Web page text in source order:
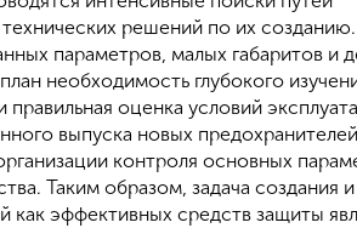
решений по их
параметров, малых габаритов и
необходимость глубокого
оценка условий
выпуска новых
контроля основных
Таким образом, задача создания и
как эффективных средств защиты